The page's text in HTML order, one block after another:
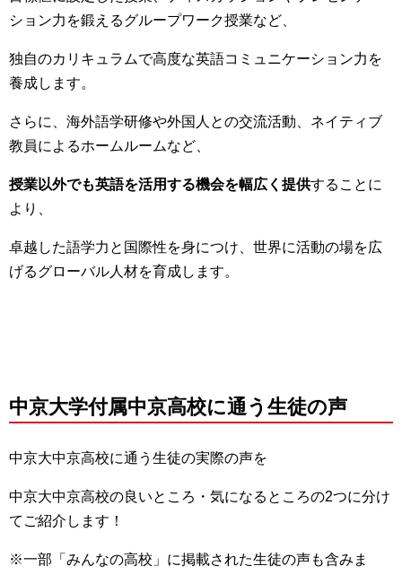
ション力を鍛えるグループワーク授業など、
独自のカリキュラムで高度な英語コミュニケーション力を
養成します。
さらに、海外語学研修や外国人との交流活動、ネイティブ
教員によるホームルームなど、
授業以外でも英語を活用する機会を幅広く提供することに
より、
卓越した語学力と国際性を身につけ、世界に活動の場を広
げるグローバル人材を育成します。
中京大学付属中京高校に通う生徒の声
中京大中京高校に通う生徒の実際の声を
中京大中京高校の良いところ・気になるところの2つに分け
てご紹介します！
※一部「みんなの高校」に掲載された生徒の声も含みま